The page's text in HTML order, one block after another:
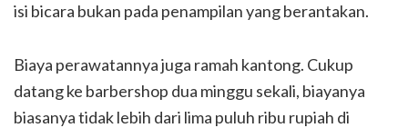
isi bicara bukan pada penampilan yang berantakan.
Biaya perawatannya juga ramah kantong. Cukup
datang ke barbershop dua minggu sekali, biayanya
biasanya tidak lebih dari lima puluh ribu rupiah di